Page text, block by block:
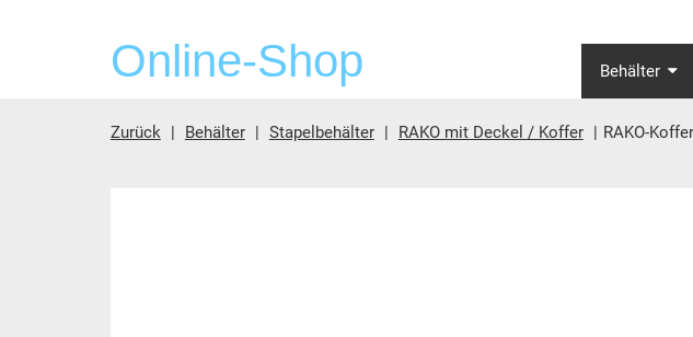
Online-Shop Behälter
Zurück Behälter Stapelbehälter RAKO mit Deckel / Koffer RAKO-Koffer